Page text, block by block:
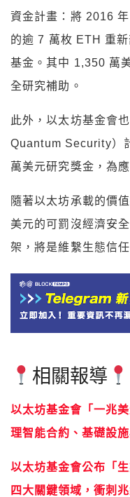
資金計畫：將 2016
的逾 7 萬枚 ETH 重
基金。其中 1,350 萬
全研究補助。
此外，以太坊基金會
Quantum Security）
萬美元研究獎金，為
隨著以太坊承載的價
美元的可罰沒經濟安
架，將是維繫生態信
相關報導
以太坊基金會「一兆
理智能合約、基礎設
以太坊基金會公布「
四大關鍵領域，衝刺